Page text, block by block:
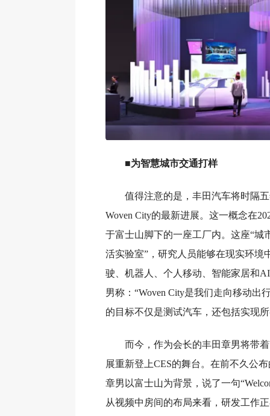
■为智慧城市交通打样
值得注意的是，丰田汽车将时隔
Woven City的最新进展。这一概念在
于富士山脚下的一座工厂内。这座“城
活实验室”，研究人员能够在现实环境
驶、机器人、个人移动、智能家居和
男称：“Woven City是我们走向移动出
的目标不仅是测试汽车，还包括实现
而今，作为会长的丰田章男将带
展重新登上CES的舞台。在前不久公
章男以富士山为背景，说了一句
从视频中房间的布局来看，研发工作